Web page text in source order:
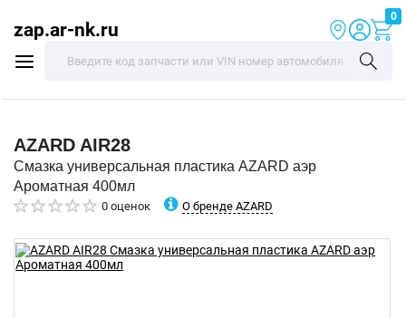
zap.ar-nk.ru
0
AZARD AIR28
Смазка универсальная пластика AZARD аэр
Ароматная 400мл
0 оценок О бренде AZARD